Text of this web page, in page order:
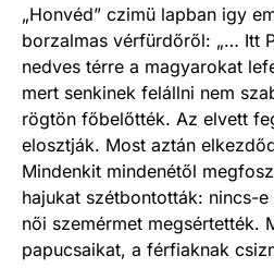
„Honvéd” czimü lapban igy
borzalmas vérfürdőről: „… Itt
nedves térre a magyarokat
mert senkinek felállni nem
rögtön főbelőtték. Az elvett
elosztják. Most aztán
Mindenkit mindenétől
hajukat szétbontották: nincs-
női szemérmet megsértették.
papucsaikat, a férfiaknak